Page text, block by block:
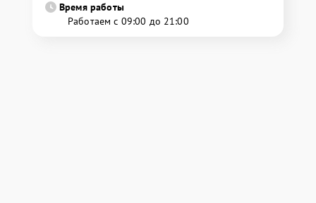
Время работы
Работаем с 09:00 до 21:00